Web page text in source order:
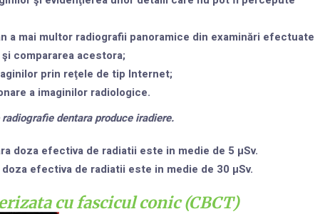
a mai multor radiografii panoramice din examinări efectuate
compararea acestora;
prin reţele de tip Internet;
a imaginilor radiologice.
dentara produce iradiere.
doza efectiva de radiatii este in medie de 5 µSv.
efectiva de radiatii este in medie de 30 µSv.
cu fascicul conic (CBCT)